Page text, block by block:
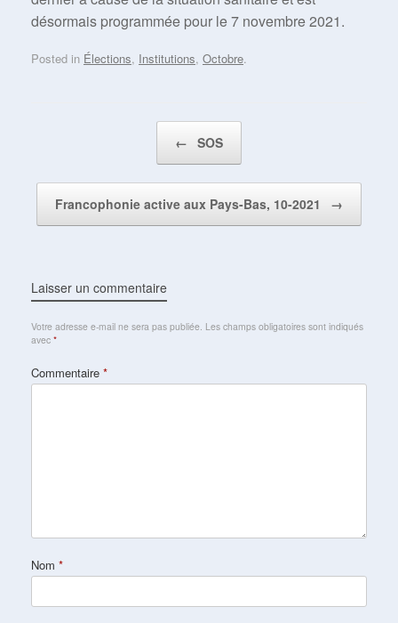
désormais programmée pour le 7 novembre 2021.
Posted in Élections, Institutions, Octobre.
← SOS
Francophonie active aux Pays-Bas, 10-2021 →
Laisser un commentaire
Votre adresse e-mail ne sera pas publiée. Les champs obligatoires sont indiqués
avec *
Commentaire *
Nom *